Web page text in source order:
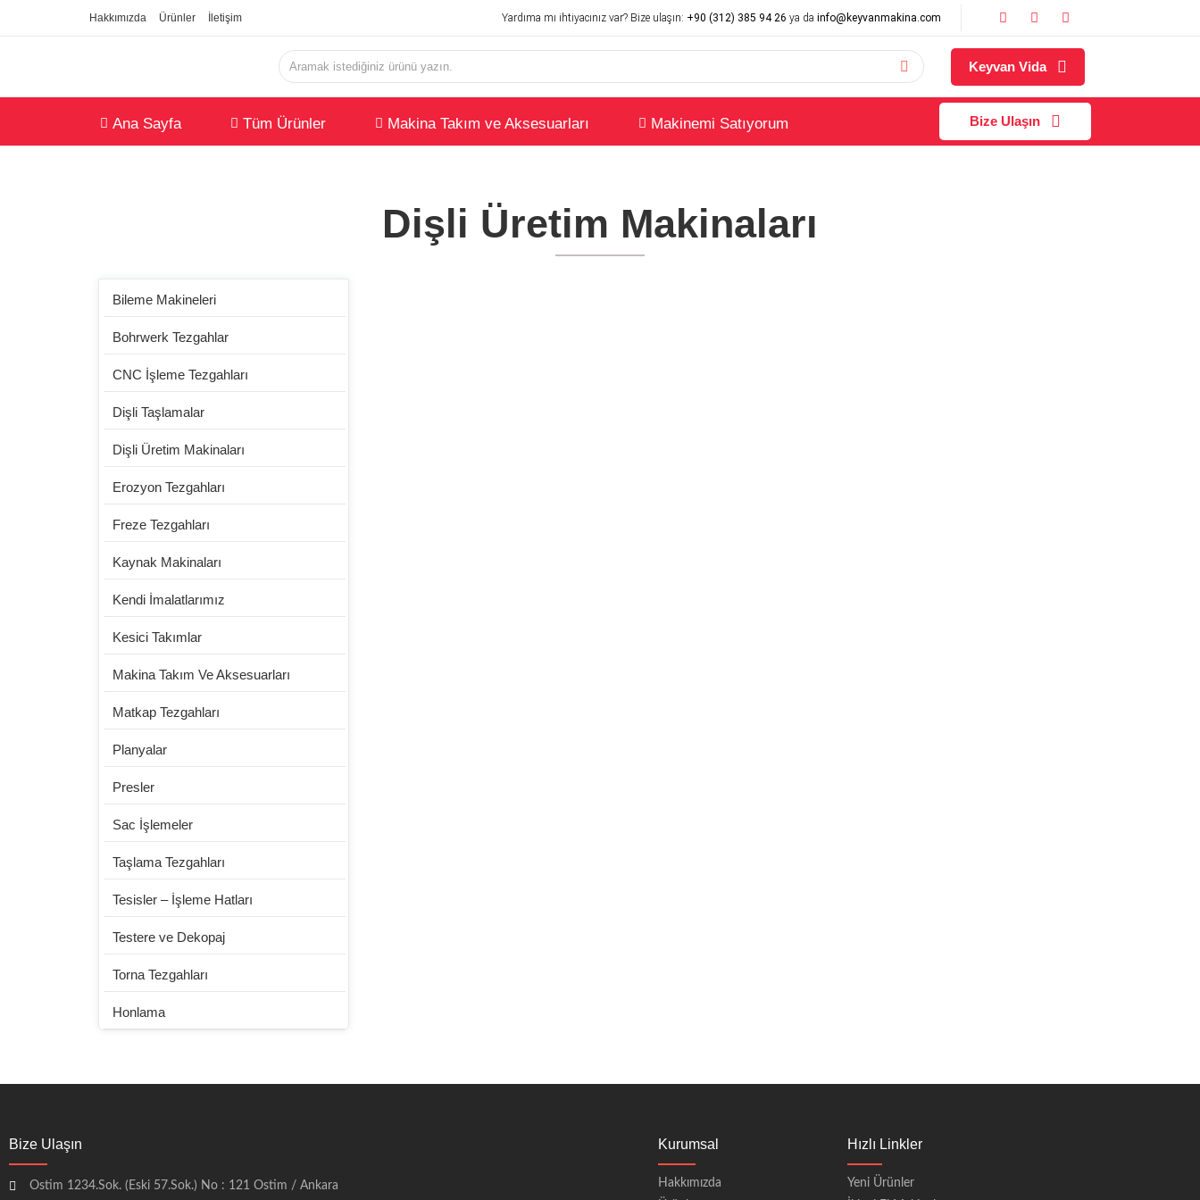
Hakkımızda Ürünler İletişim Yardıma mı ihtiyacınız var? Bize ulaşın: +90 (312) 385 94 26 ya da info@keyvanmakina.com
Keyvan Vida
Ana Sayfa Tüm Ürünler Makina Takım ve Aksesuarları Makinemi Satıyorum Bize Ulaşın
Dişli Üretim Makinaları
Bileme Makineleri
Bohrwerk Tezgahlar
CNC İşleme Tezgahları
Dişli Taşlamalar
Dişli Üretim Makinaları
Erozyon Tezgahları
Freze Tezgahları
Kaynak Makinaları
Kendi İmalatlarımız
Kesici Takımlar
Makina Takım Ve Aksesuarları
Matkap Tezgahları
Planyalar
Presler
Sac İşlemeler
Taşlama Tezgahları
Tesisler – İşleme Hatları
Testere ve Dekopaj
Torna Tezgahları
Honlama
Bize Ulaşın
Ostim 1234.Sok. (Eski 57.Sok.) No : 121 Ostim / Ankara
Kurumsal
Hakkımızda
Hızlı Linkler
Yeni Ürünler